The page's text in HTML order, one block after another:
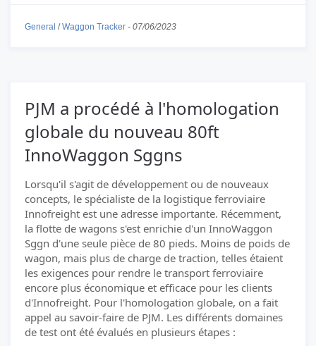
General /Waggon Tracker - 07/06/2023
PJM a procédé à l'homologation
globale du nouveau 80ft
InnoWaggon Sggns
Lorsqu'il s'agit de développement ou de nouveaux
concepts, le spécialiste de la logistique ferroviaire
Innofreight est une adresse importante. Récemment,
la flotte de wagons s'est enrichie d'un InnoWaggon
Sggn d'une seule pièce de 80 pieds. Moins de poids de
wagon, mais plus de charge de traction, telles étaient
les exigences pour rendre le transport ferroviaire
encore plus économique et efficace pour les clients
d'Innofreight. Pour l'homologation globale, on a fait
appel au savoir-faire de PJM. Les différents domaines
de test ont été évalués en plusieurs étapes :